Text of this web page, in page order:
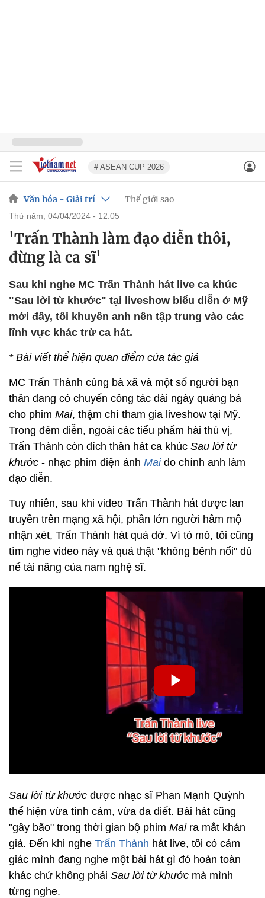
# ASEAN CUP 2026
Văn hóa - Giải trí Thế giới sao
thứ năm, 04/04/2024 - 12:05
'Trấn Thành làm đạo diễn thôi,
đừng là ca sĩ'
Sau khi nghe MC Trấn Thành hát live ca khúc
"Sau lời từ khước" tại liveshow biểu diễn ở Mỹ
mới đây, tôi khuyên anh nên tập trung vào các
lĩnh vực khác trừ ca hát.
* Bài viết thể hiện quan điểm của tác giả
MC Trấn Thành cùng bà xã và một số người bạn
thân đang có chuyến công tác dài ngày quảng bá
cho phim Mai, thậm chí tham gia liveshow tại Mỹ.
Trong đêm diễn, ngoài các tiểu phẩm hài thú vị,
Trấn Thành còn đích thân hát ca khúc Sau lời từ
khước - nhạc phim điện ảnh Mai do chính anh làm
đạo diễn.
Tuy nhiên, sau khi video Trấn Thành hát được lan
truyền trên mạng xã hội, phần lớn người hâm mộ
nhận xét, Trấn Thành hát quá dở. Vì tò mò, tôi cũng
tìm nghe video này và quả thật "không bênh nổi" dù
nể tài năng của nam nghệ sĩ.
Sau lời từ khước được nhạc sĩ Phan Mạnh Quỳnh
thể hiện vừa tình cảm, vừa da diết. Bài hát cũng
"gây bão" trong thời gian bộ phim Maira mắt khán
giả. Đến khi nghe Trấn Thành hát live, tôi có cảm
giác mình đang nghe một bài hát gì đó hoàn toàn
khác chứ không phải Sau lời từ khước mà mình
từng nghe.